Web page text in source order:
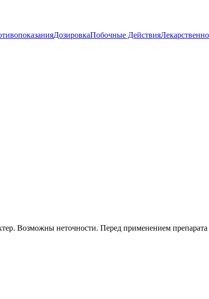
ДозировкаПобочные Действия
Возможны неточности. Перед применением препарата